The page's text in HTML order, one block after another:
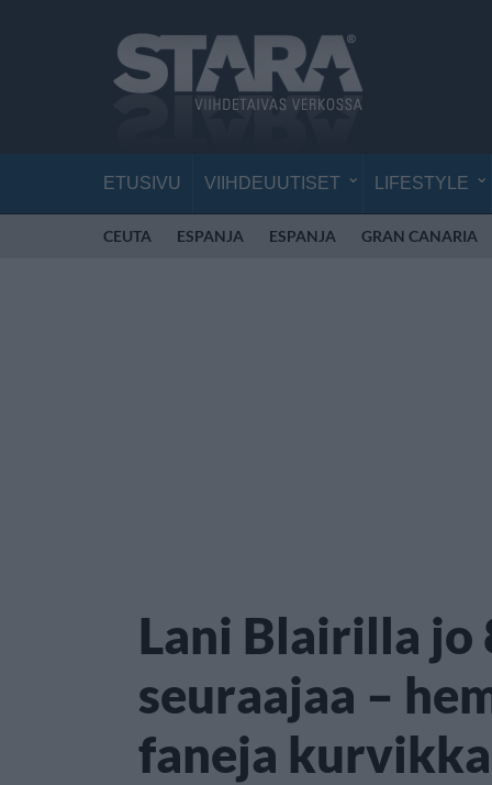
ETUSIVU VIIHDEUUTISET LIFESTYLE
CEUTA ESPANJA ESPANJA GRAN CANARIA
Lani Blairilla jo
seuraajaa –
faneja